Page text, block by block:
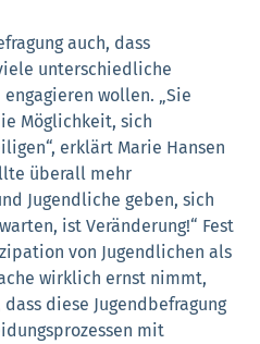
auch, dass
unterschiedliche
wollen. „Sie
Möglichkeit, sich
erklärt Marie Hansen
überall mehr
Jugendliche geben, sich
ist Veränderung!“ Fest
von Jugendlichen als
wirklich ernst nimmt,
diese Jugendbefragung
mit